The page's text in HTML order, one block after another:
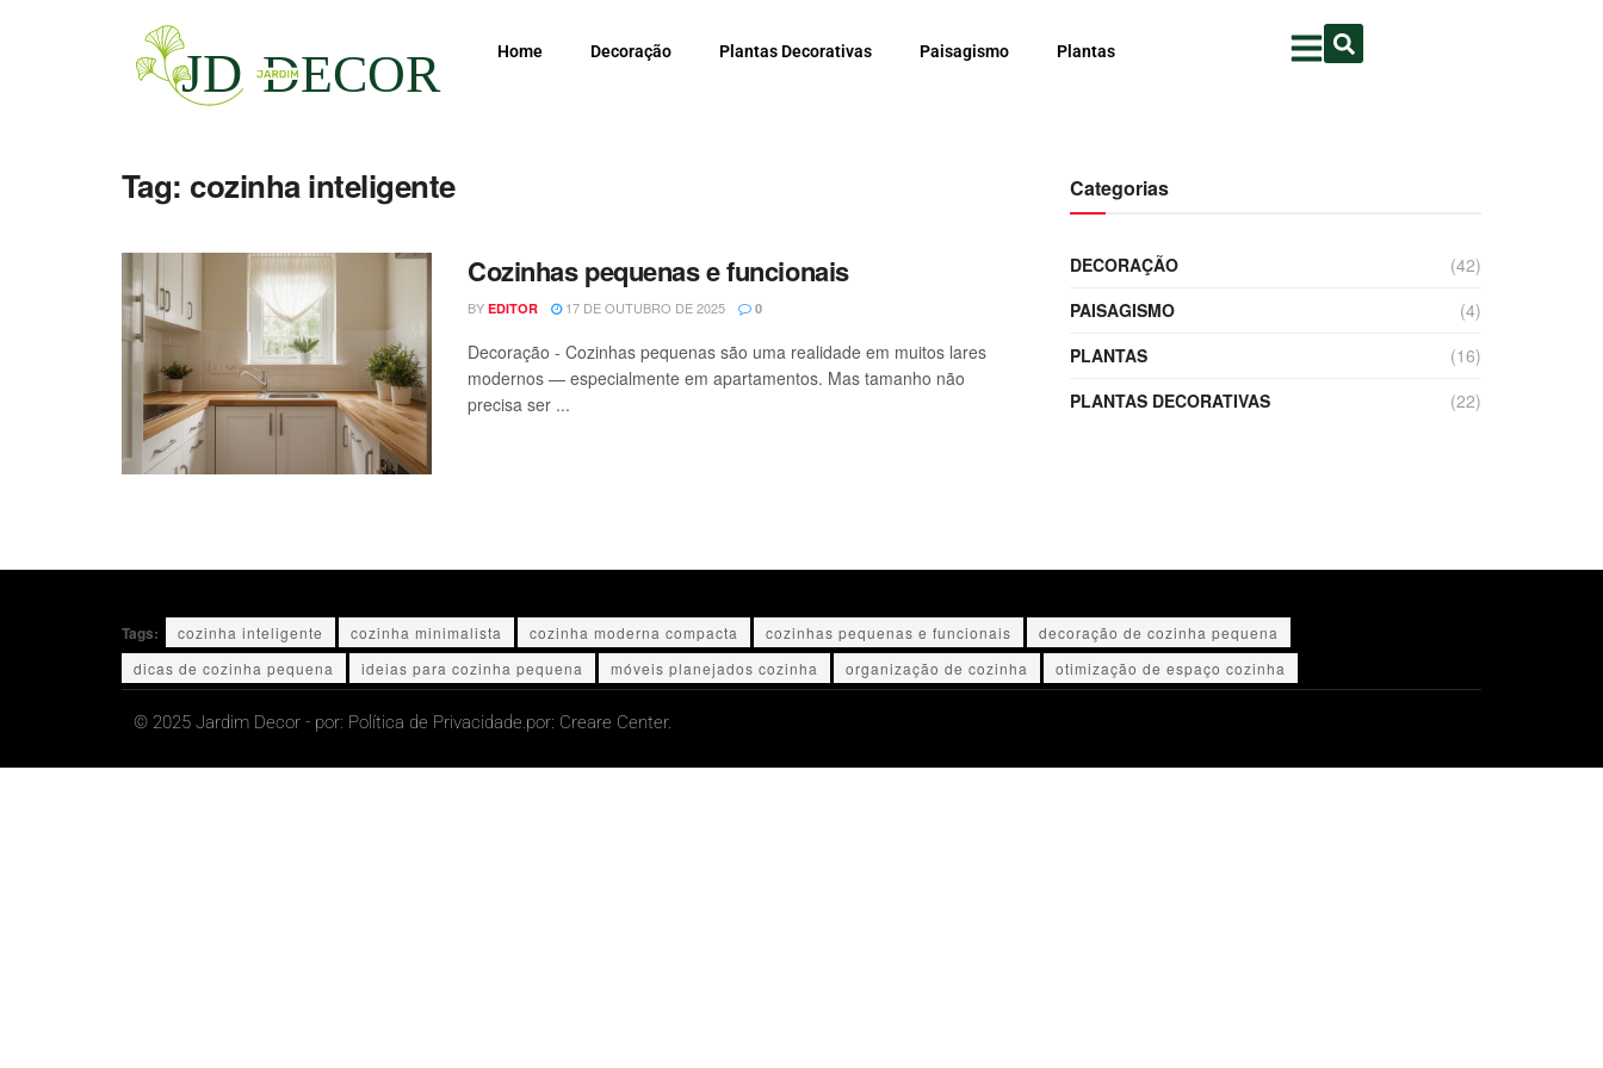
Home Decoração Plantas Decorativas Paisagismo Plantas
Tag: cozinha inteligente
Cozinhas pequenas e funcionais
BY EDITOR 17 DE OUTUBRO DE 2025 0
Decoração - Cozinhas pequenas são uma realidade em muitos lares
modernos — especialmente em apartamentos. Mas tamanho não
precisa ser ...
Categorias
DECORAÇÃO
(42)
PAISAGISMO
(4)
PLANTAS
(16)
PLANTAS DECORATIVAS
(22)
Tags: cozinha inteligente cozinha minimalista cozinha moderna compacta cozinhas pequenas e funcionais
decoração de cozinha pequena
dicas de cozinha pequena
ideias para cozinha pequena móveis planejados cozinha organização de cozinha otimização de espaço cozinha
© 2025 Jardim Decor - por: Política de Privacidade.por: Creare Center.